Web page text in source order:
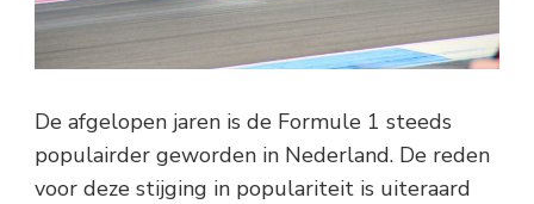
De afgelopen jaren is de Formule 1 steeds
populairder geworden in Nederland. De reden
voor deze stijging in populariteit is uiteraard